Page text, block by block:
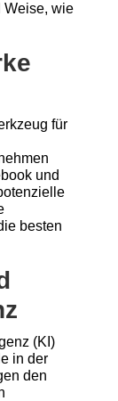
Weise, wie
für
und
besten
(KI)
in der
den